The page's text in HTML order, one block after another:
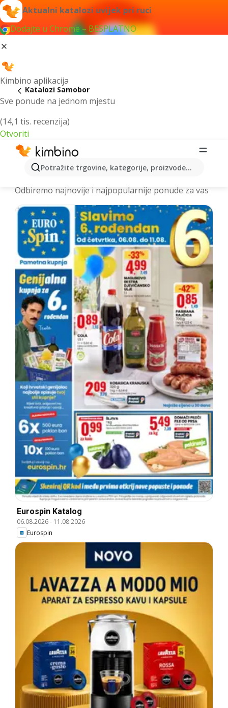
Aktualni katalozi uvijek pri ruci
Dodajte u Chrome – BESPLATNO
Kimbino aplikacija
Sve ponude na jednom mjestu
(14,1 tis. recenzija)
Otvoriti
Potražite trgovine, kategorije, proizvode...
Katalozi Samobor
Najnoviji katalozi Samobor > letci i
Odbiremo najnovije i najpopularnije ponude za vas
Eurospin Katalog
06.08.2026- 11.08.2026
Eurospin